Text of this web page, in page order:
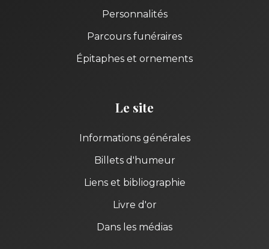
Personnalités
Parcours funéraires
Épitaphes et ornements
Le site
Informations générales
Billets d'humeur
Liens et bibliographie
Livre d'or
Dans les médias